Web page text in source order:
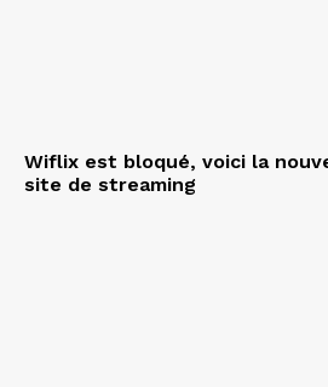
Wiflix est bloqué, voici la
site de streaming